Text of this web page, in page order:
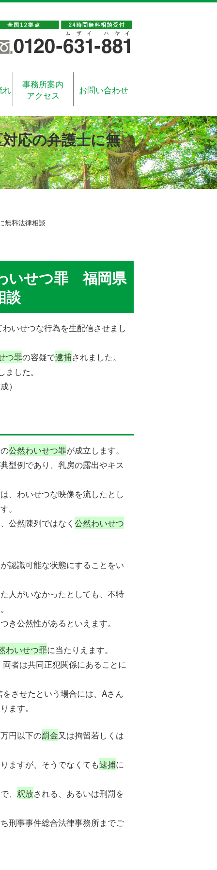
れ
事務所案内
アクセス
お問い合わせ
応の弁護士に無
無料法律相談
いせつ罪 福岡県
談
いせつな行為を生配信させまし
つ罪の容疑で逮捕されました。
ました。
）
公然わいせつ罪が成立します。
型例であり、乳房の露出やキス
、わいせつな映像を流したとし
。
公然陳列ではなく 公然わいせつ
認識可能な状態にすることをい
人がいなかったとしても、不特
き公然性があるといえます。
わいせつ罪に当たりえます。
者は共同正犯関係にあることに
させたという場合には、Aさん
ます。
円以下の罰金又は拘留若しくは
ますが、そうでなくても逮捕に
、 釈放される、あるいは刑罰を
刑事事件総合法律事務所までご